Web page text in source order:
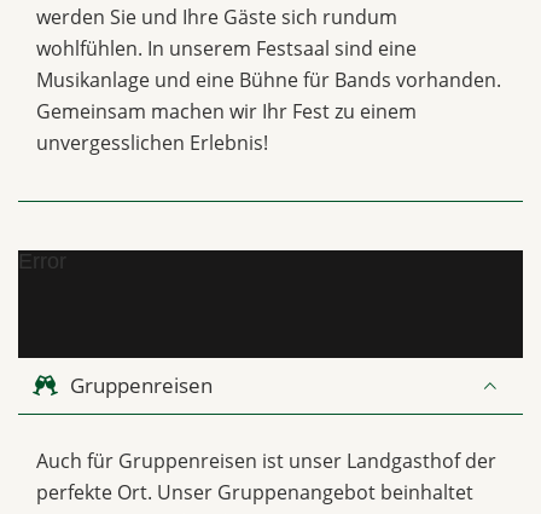
werden Sie und Ihre Gäste sich rundum
wohlfühlen. In unserem Festsaal sind eine
Musikanlage und eine Bühne für Bands vorhanden.
Gemeinsam machen wir Ihr Fest zu einem
unvergesslichen Erlebnis!
Error
Gruppenreisen
Auch für Gruppenreisen ist unser Landgasthof der
perfekte Ort. Unser Gruppenangebot beinhaltet